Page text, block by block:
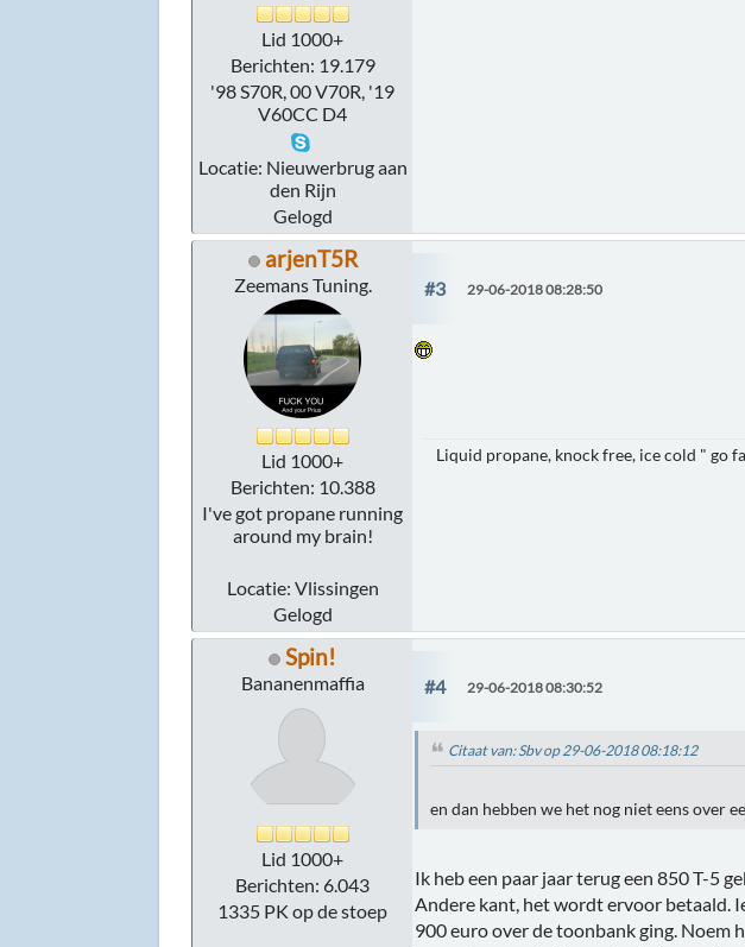
Lid 1000+
Berichten: 19.179
'98 S70R, 00 V70R, '19
V60CC D4
Locatie: Nieuwerbrug aan
den Rijn
Gelogd
arjenT5R
Zeemans Tuning.
Lid 1000+
Berichten: 10.388
I've got propane running
around my brain!
Locatie: Vlissingen
Gelogd
#3 29-06-2018 08:28:50
Liquid propane, knock free, ice cold " go
Spin!
Bananenmaffia
Lid 1000+
Berichten: 6.043
1335 PK op de stoep
#4 29-06-2018 08:30:52
Citaat van: Sbv op 29-06-2018 08:18:12
en dan hebben we het nog niet eens over
Ik heb een paar jaar terug een 850 T-5
Andere kant, het wordt ervoor betaald.
900 euro over de toonbank ging. Noem